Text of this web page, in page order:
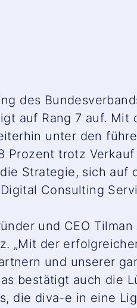
des
auf Rang 7 auf.
unter den
Prozent trotz
Strategie, sich auf
Consulting
und CEO
„Mit der
und unserer
bestätigt auch die
die diva-e in eine